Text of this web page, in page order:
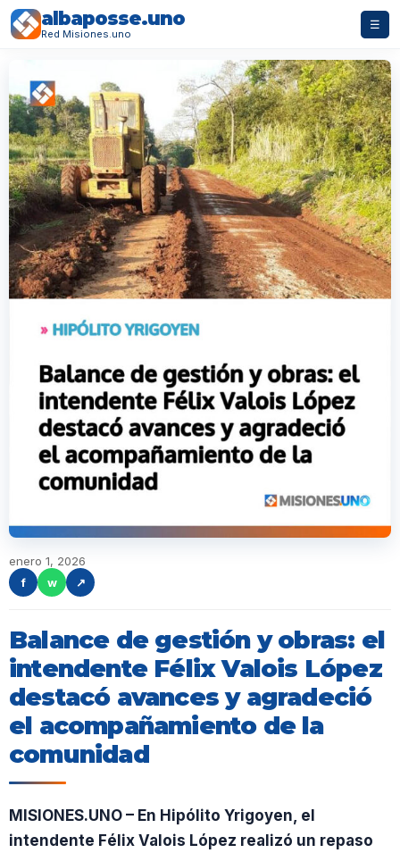
albaposse.uno
Red Misiones.uno
☰
enero 1, 2026
f
w ↗
Balance de gestión y obras: el
intendente Félix Valois López
destacó avances y agradeció
el acompañamiento de la
comunidad
MISIONES.UNO – En Hipólito Yrigoyen, el
intendente Félix Valois López realizó un repaso